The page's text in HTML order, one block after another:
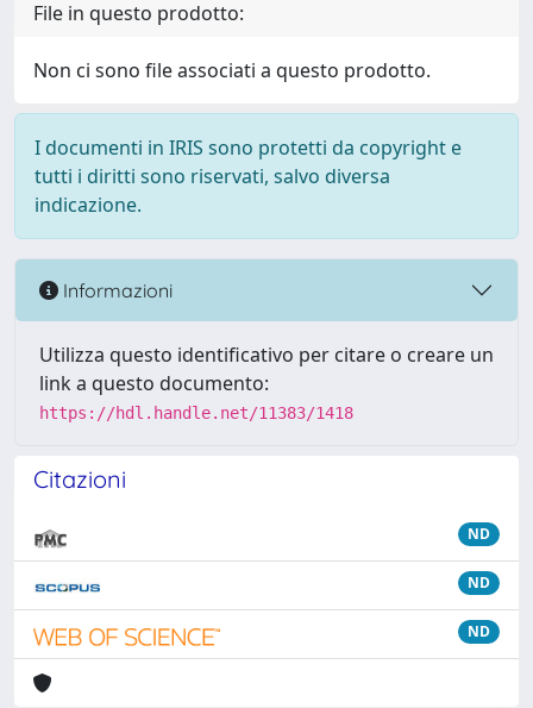
File in questo prodotto:
Non ci sono file associati a questo prodotto.
I documenti in IRIS sono protetti da copyright e
tutti i diritti sono riservati, salvo diversa
indicazione.
Informazioni
Utilizza questo identificativo per citare o creare un
link a questo documento:
https://hdl.handle.net/11383/1418
Citazioni
ND
ND
ND